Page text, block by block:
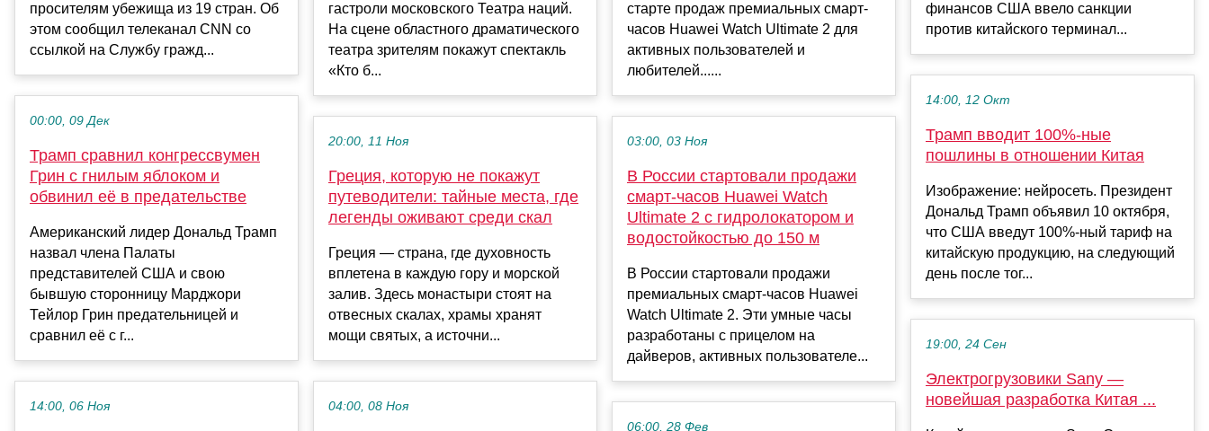
просителям убежища из 19 стран. Об
этом сообщил телеканал CNN со
ссылкой на Службу гражд...
00:00, 09 Дек
Трамп сравнил конгрессвумен
Грин с гнилым яблоком и
обвинил её в предательстве
Американский лидер Дональд Трамп
назвал члена Палаты
представителей США и свою
бывшую сторонницу Марджори
Тейлор Грин предательницей и
сравнил её с г...
14:00, 06 Ноя
гастроли московского Театра наций.
На сцене областного драматического
театра зрителям покажут спектакль
«Кто б...
20:00, 11 Ноя
Греция, которую не покажут
путеводители: тайные места, где
легенды оживают среди скал
Греция — страна, где духовность
вплетена в каждую гору и морской
залив. Здесь монастыри стоят на
отвесных скалах, храмы хранят
мощи святых, а источни...
04:00, 08 Ноя
старте продаж премиальных смарт-
часов Huawei Watch Ultimate 2 для
активных пользователей и
любителей......
03:00, 03 Ноя
В России стартовали продажи
смарт-часов Huawei Watch
Ultimate 2 с гидролокатором и
водостойкостью до 150 м
В России стартовали продажи
премиальных смарт-часов Huawei
Watch Ultimate 2. Эти умные часы
разработаны с прицелом на
дайверов, активных пользователе...
06:00, 28 Фев
финансов США ввело санкции
против китайского терминал...
14:00, 12 Окт
Трамп вводит 100%-ные
пошлины в отношении Китая
Изображение: нейросеть. Президент
Дональд Трамп объявил 10 октября,
что США введут 100%-ный тариф на
китайскую продукцию, на следующий
день после тог...
19:00, 24 Сен
Электрогрузовики Sany —
новейшая разработка Китая ...